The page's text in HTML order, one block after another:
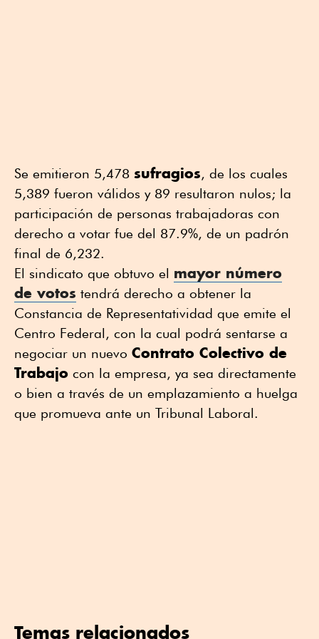
Se emitieron 5,478 sufragios, de los cuales
5,389 fueron válidos y 89 resultaron nulos; la
participación de personas trabajadoras con
derecho a votar fue del 87.9%, de un padrón
final de 6,232.
El sindicato que obtuvo el mayor número
de votos tendrá derecho a obtener la
Constancia de Representatividad que emite el
Centro Federal, con la cual podrá sentarse a
negociar un nuevo Contrato Colectivo de
Trabajo con la empresa, ya sea directamente
o bien a través de un emplazamiento a huelga
que promueva ante un Tribunal Laboral.
Temas relacionados